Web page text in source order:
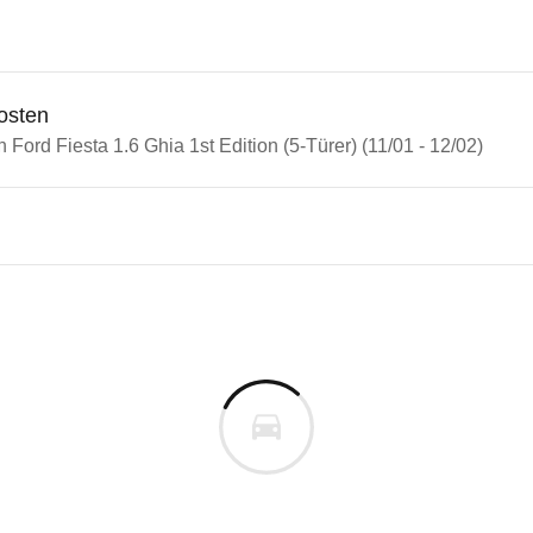
Ford Fiesta 1.6 Ghia 1st Edition (5-Türer) (11/01 - 12/02)
Baureihengeneration wie das